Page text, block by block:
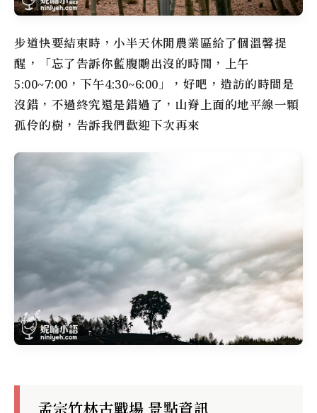
步道快要結束時，小半天休閒農業區給了個溫馨提
醒，「忘了告訴你藍腹鷴出沒的時間，上午
5:00~7:00，下午4:30~6:00」，好吧，造訪的時間是
沒錯，不過終究還是錯過了，山脊上面的地平線一顆
孤伶的樹，告訴我們歡迎下次再來
孟宗竹林古戰場 景點資訊